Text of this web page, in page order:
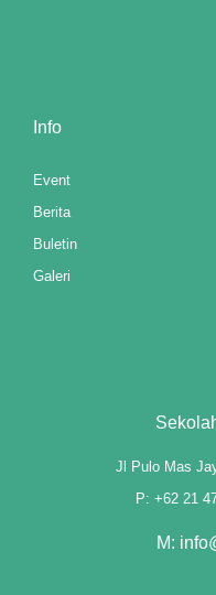
al
Info
Event
Berita
Buletin
Galeri
Jl Pulo Mas
P: +62 21
M: